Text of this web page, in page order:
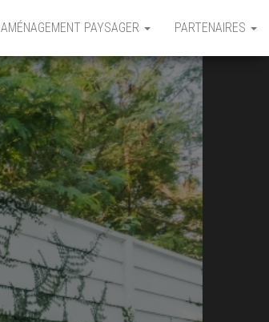
AMÉNAGEMENT PAYSAGER PARTENAIRES